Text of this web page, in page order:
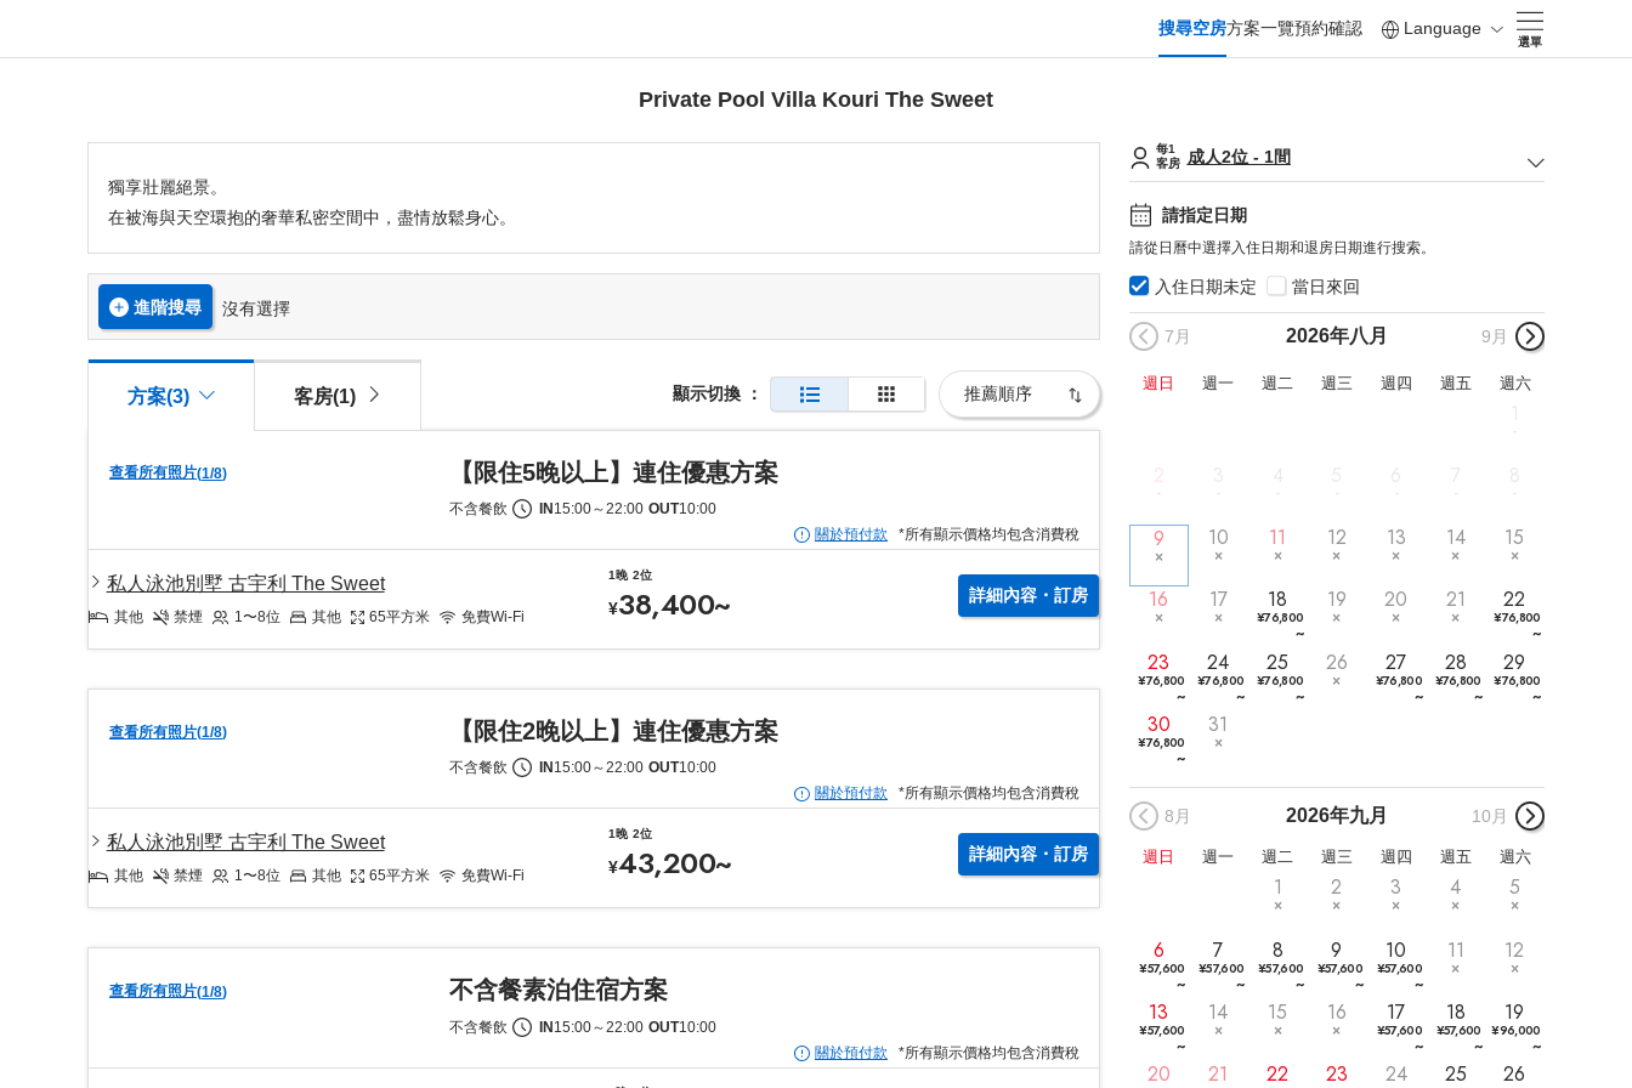
搜尋空房方案一覽預約確認 Language
選單
Private Pool Villa Kouri The Sweet
獨享壯麗絕景。
在被海與天空環抱的奢華私密空間中，盡情放鬆身心。
進階搜尋 沒有選擇
顯示切換 ：
方案(3) 客房(1)
【限住5晚以上】連住優惠方案
不含餐飲 IN15:00～22:00 OUT10:00
查看所有照片(1/8)
關於預付款 *所有顯示價格均包含消費稅
私人泳池別墅 古宇利 The Sweet
其他 禁煙 1〜8位 其他 65平方米 免費Wi-Fi
1晚 2位
¥38,400~ 詳細內容・訂房
【限住2晚以上】連住優惠方案
不含餐飲 IN 15:00～22:00 OUT10:00
查看所有照片(1/8)
關於預付款 *所有顯示價格均包含消費稅
私人泳池別墅 古宇利 The Sweet
其他 禁煙 1〜8位 其他 65平方米 免費Wi-Fi
1晚 2位
¥43,200~ 詳細內容・訂房
不含餐素泊住宿方案
不含餐飲 IN15:00～22:00 OUT10:00
查看所有照片(1/8)
關於預付款 *所有顯示價格均包含消費稅
每1
客房
成人2位- 1間
請指定日期
請從日曆中選擇入住日期和退房日期進行搜索。
入住日期未定 當日來回
7月 2026年八月 9月
週日 週一 週二 週三 週四 週五 週六
2
9 10 11 12 13 14 15
16 17 18
¥76,800
~
19 20 21 22
¥76,800
~
23
¥76,800
~
24
¥76,800
~
25
¥76,800
~
26 27
¥76,800
~
28
¥76,800
~
29
¥76,800
~
30
¥76,800
~
31
2026年九月
8月 10月
週日 週一 週二 週三 週四 週五 週六
1 2 3 4 5
6
¥57,600
~
7
¥57,600
~
8
¥57,600
~
9
¥57,600
~
10
¥57,600
~
11 12
13
¥57,600
~
14 15 16 17
¥57,600
~
18
¥57,600
~
19
¥96,000
~
20 21 22 23 24 25 26